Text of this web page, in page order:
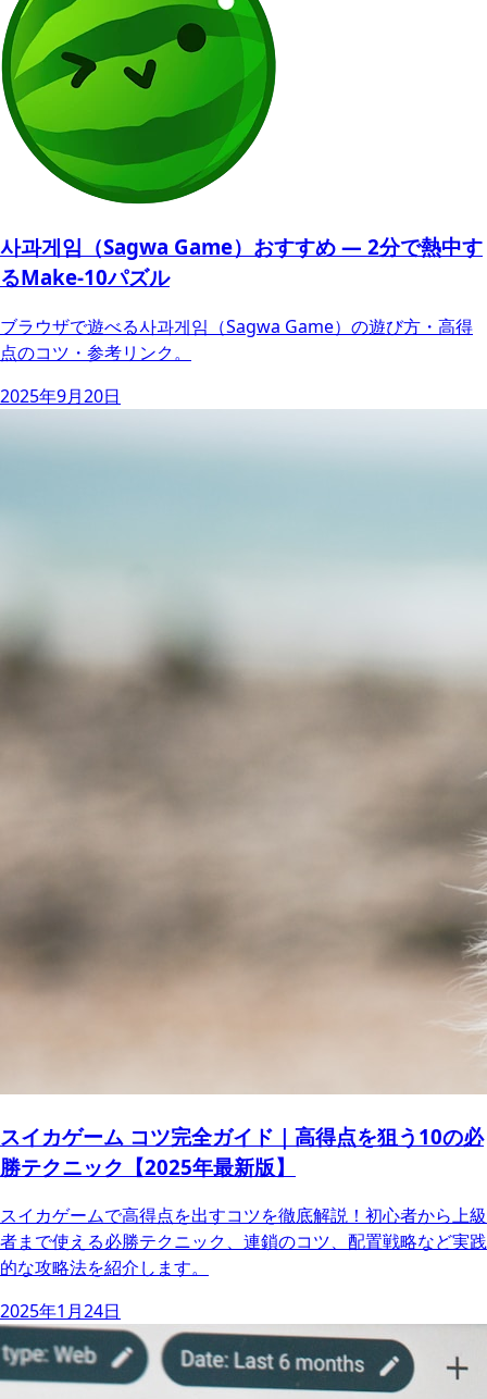
사과게임（Sagwa Game）おすすめ ― 2分で熱中す
るMake‑10パズル
ブラウザで遊べる사과게임（Sagwa Game）の遊び方・高得
点のコツ・参考リンク。
2025年9月20日
スイカゲーム コツ完全ガイド｜高得点を狙う10の必
勝テクニック【2025年最新版】
スイカゲームで高得点を出すコツを徹底解説！初心者から上級
者まで使える必勝テクニック、連鎖のコツ、配置戦略など実践
的な攻略法を紹介します。
2025年1月24日